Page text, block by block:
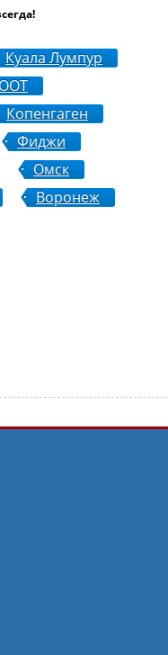
Куала Лумпур
Копенгаген
Фиджи
Омск
Воронеж